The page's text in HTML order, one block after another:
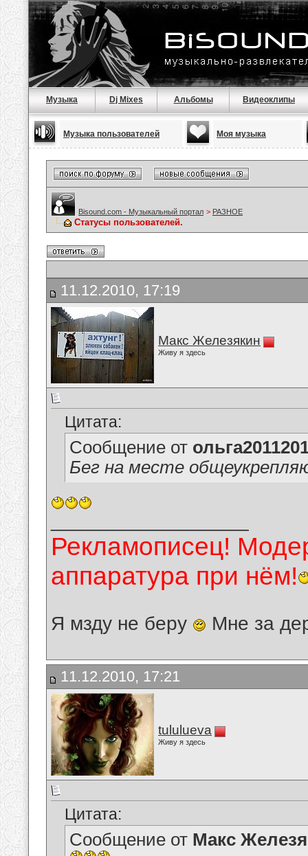
Музыка Dj Mixes Альбомы Видеоклипы
Музыка пользователей Моя музыка
Bisound.com - Музыкальный портал > РАЗНОЕ
Статусы пользователей.
11.12.2010, 17:19
Макс Железякин
Живу я здесь
Цитата:
Сообщение от
Бег на месте
Рекламописец!
аппаратура при нём!
Я мзду не беру Мне за
11.12.2010, 17:21
tululueva
Живу я здесь
Цитата:
Сообщение от Макс